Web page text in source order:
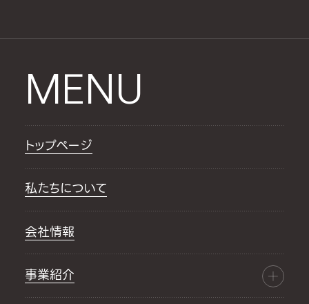
MENU
トップページ
私たちについて
会社情報
事業紹介